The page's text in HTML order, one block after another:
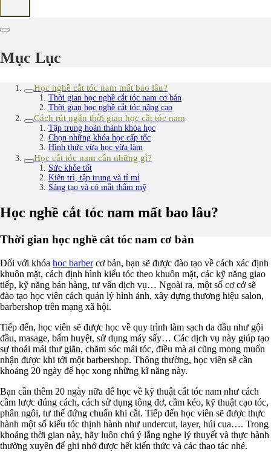
Mục Lục
Học nghề cắt tóc nam mất bao lâu?
Thời gian học nghề cắt tóc nam cơ bản
Thời gian học nghề cắt tóc nâng cao
Cách rút ngắn thời gian học cắt tóc nam
Tập trung hoàn thành khóa học
Chọn những khóa học cấp tốc
Hình thức vừa học vừa làm
Học cắt tóc nam cần những gì?
Sức khỏe tốt
Kiên trì, tập trung và tỉ mỉ
Sáng tạo và có mắt thẩm mỹ
Học nghề cắt tóc nam mất bao lâu?
Thời gian học nghề cắt tóc nam cơ bản
Đối với khóa học barbercơ bản, bạn sẽ được đào tạo về cách xác định
khuôn mặt, cách định hình kiểu tóc theo khuôn mặt, các kỹ năng giao
tiếp, kỹ năng bán hàng, tư vấn dịch vụ… Ngoài ra, một số cơ cở sẽ
đào tạo học viên cách quản lý hình ảnh, xây dựng thương hiệu salon,
barbershop trên mạng xã hội.
Tiếp đến, học viên sẽ được học về quy trình làm sạch da đầu như gội
đầu, masage, bấm huyệt, sử dụng máy sấy… Các dịch vụ này giúp tạo
sự thoải mái thư giãn, chăm sóc mái tóc, điều mà ai cũng mong muốn
nhận được khi tới một barbershop. Thông thường, học viên sẽ cần
khoảng 20 ngày để học xong những kĩ năng này.
Bạn cần thêm 20 ngày nữa để học về kỹ thuật cắt tóc nam như cách
cầm lược đúng cách, cách sử dụng tông đơ, cầm kéo, kỹ thuật cạo tóc,
phân ngôi, tư thế đứng chuẩn khi cắt. Tiếp đến học viên sẽ được thực
hành một số kiểu tóc thịnh hành như undercut, layer, húi cua…. Trong
khoảng thời gian này, hãy luôn chú ý lắng nghe lý thuyết và thực hành
thường xuyên để ghi nhớ được hết kiến thức và các thao tác nhé.